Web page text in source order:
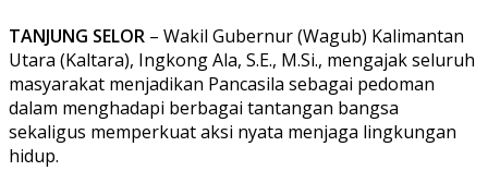
TANJUNG SELOR – Wakil Gubernur (Wagub) Kalimantan
Utara (Kaltara), Ingkong Ala, S.E., M.Si., mengajak seluruh
masyarakat menjadikan Pancasila sebagai pedoman
dalam menghadapi berbagai tantangan bangsa
sekaligus memperkuat aksi nyata menjaga lingkungan
hidup.